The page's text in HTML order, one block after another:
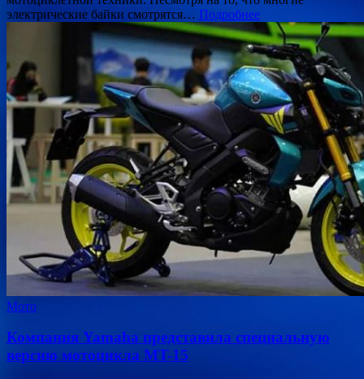
электрические байки смотрятся… Подробнее
Мото
Компания Yamaha представила специальную
версию мотоцикла MT-15